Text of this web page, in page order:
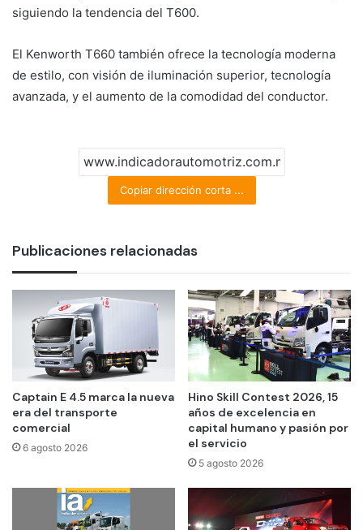
siguiendo la tendencia del T600.
El Kenworth T660 también ofrece la tecnología moderna
de estilo, con visión de iluminación superior, tecnología
avanzada, y el aumento de la comodidad del conductor.
Copiar dirección corta ...
Publicaciones relacionadas
Captain E 4.5 marca la nueva
era del transporte
comercial
6 agosto 2026
Hino Skill Contest 2026, 15
años de excelencia en
capital humano y pasión por
el servicio
5 agosto 2026